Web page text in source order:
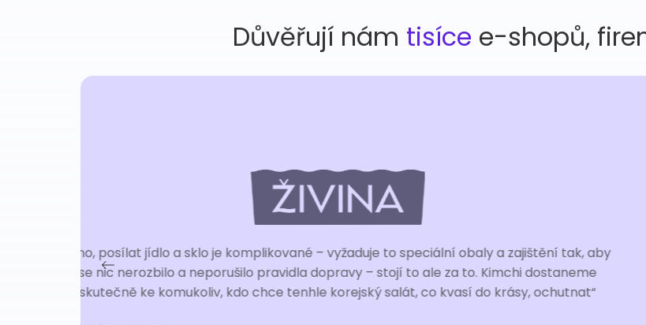
Důvěřují nám tisíce e-shopů,
„Jako menší firma, která zasílá stovky zásilek měsíčně nejen
světa, velmi oceňujeme rychlý a snadný výběr
se velmi liší v závislosti na velikosti balíku a výsledné zemi
nasmlouvaná cena dopravy u přepravní společnosti
poskytnout přepravce napřímo. Navíc v kombinaci a
nejvýhodnějšího, šetříme nemalé prostředky nám i našim